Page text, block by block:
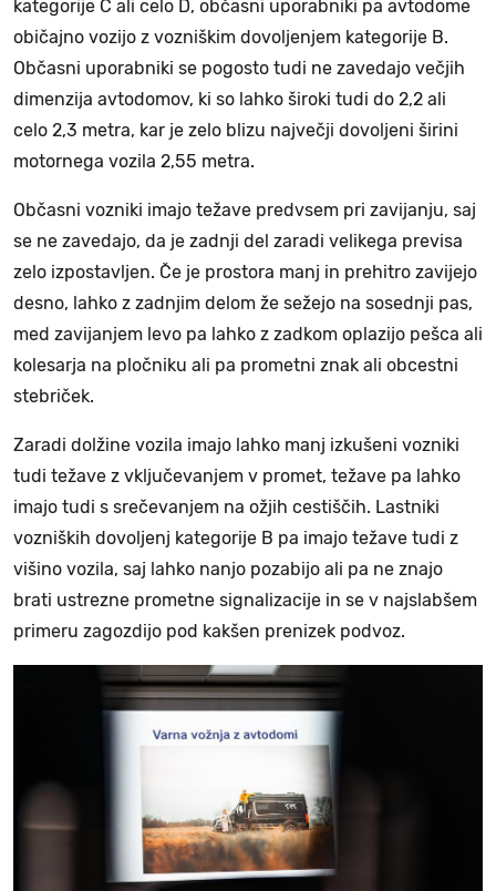
kategorije C ali celo D, občasni uporabniki pa avtodome
običajno vozijo z vozniškim dovoljenjem kategorije B.
Občasni uporabniki se pogosto tudi ne zavedajo večjih
dimenzija avtodomov, ki so lahko široki tudi do 2,2 ali
celo 2,3 metra, kar je zelo blizu največji dovoljeni širini
motornega vozila 2,55 metra.
Občasni vozniki imajo težave predvsem pri zavijanju, saj
se ne zavedajo, da je zadnji del zaradi velikega previsa
zelo izpostavljen. Če je prostora manj in prehitro zavijejo
desno, lahko z zadnjim delom že sežejo na sosednji pas,
med zavijanjem levo pa lahko z zadkom oplazijo pešca ali
kolesarja na pločniku ali pa prometni znak ali obcestni
stebriček.
Zaradi dolžine vozila imajo lahko manj izkušeni vozniki
tudi težave z vključevanjem v promet, težave pa lahko
imajo tudi s srečevanjem na ožjih cestiščih. Lastniki
vozniških dovoljenj kategorije B pa imajo težave tudi z
višino vozila, saj lahko nanjo pozabijo ali pa ne znajo
brati ustrezne prometne signalizacije in se v najslabšem
primeru zagozdijo pod kakšen prenizek podvoz.